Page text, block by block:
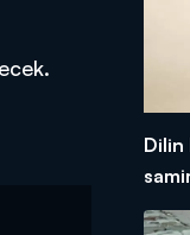
Dilin